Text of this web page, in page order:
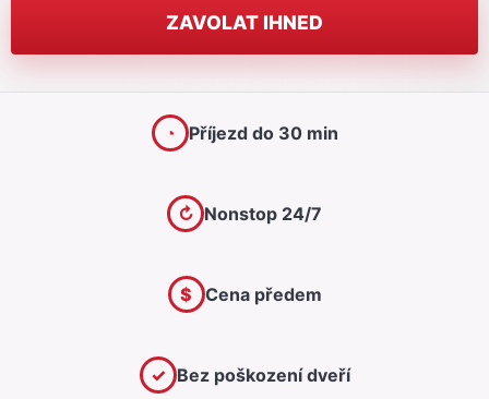
ZAVOLAT IHNED
◔ Příjezd do 30 min
↻ Nonstop 24/7
$ Cena předem
✓ Bez poškození dveří